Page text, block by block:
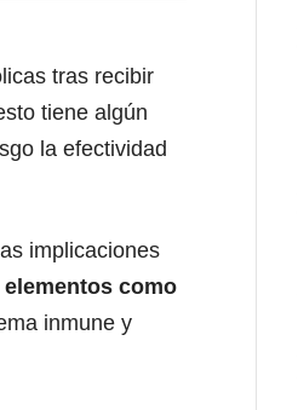
tras recibir
tiene algún
la efectividad
implicaciones
como
inmune y